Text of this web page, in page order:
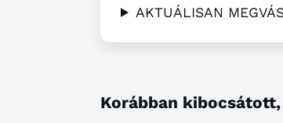
AKTUÁLISAN
Korábban